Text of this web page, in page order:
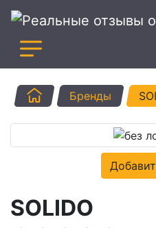
ГлавнаяБренды
SOLIDO